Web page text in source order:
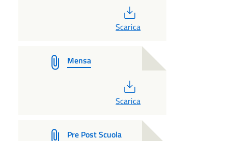
Scarica
Mensa
Scarica
Pre Post Scuola